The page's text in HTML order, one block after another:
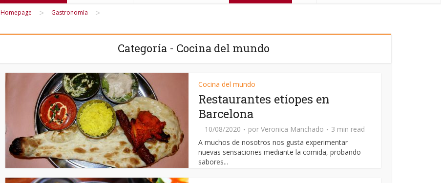
Homepage > Gastronomía >
Categoría - Cocina del mundo
Cocina del mundo
Restaurantes etíopes en
Barcelona
10/08/2020 por Veronica Manchado
3 min read
A muchos de nosotros nos gusta experimentar
nuevas sensaciones mediante la comida, probando
sabores...